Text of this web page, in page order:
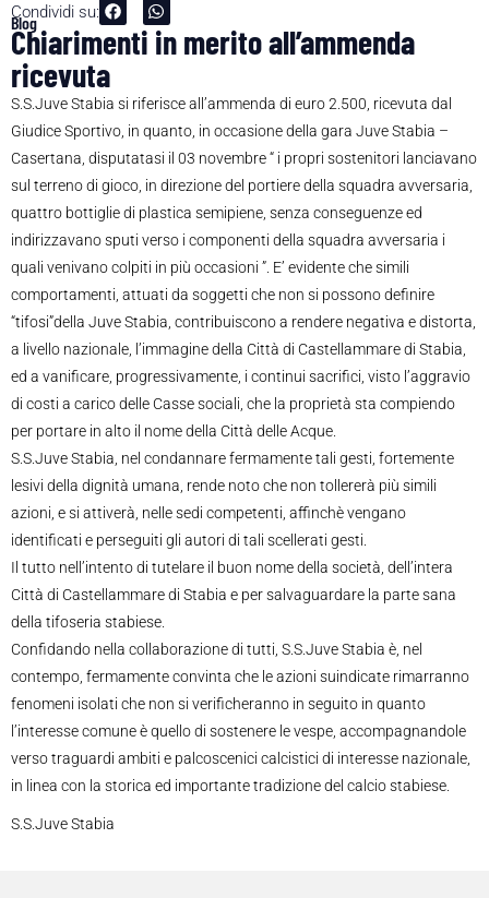
Condividi su:
Blog
Chiarimenti in merito all’ammenda
ricevuta
S.S.Juve Stabia si riferisce all’ammenda di euro 2.500, ricevuta dal
Giudice Sportivo, in quanto, in occasione della gara Juve Stabia –
Casertana, disputatasi il 03 novembre “ i propri sostenitori lanciavano
sul terreno di gioco, in direzione del portiere della squadra avversaria,
quattro bottiglie di plastica semipiene, senza conseguenze ed
indirizzavano sputi verso i componenti della squadra avversaria i
quali venivano colpiti in più occasioni ”. E’ evidente che simili
comportamenti, attuati da soggetti che non si possono definire
“tifosi”della Juve Stabia, contribuiscono a rendere negativa e distorta,
a livello nazionale, l’immagine della Città di Castellammare di Stabia,
ed a vanificare, progressivamente, i continui sacrifici, visto l’aggravio
di costi a carico delle Casse sociali, che la proprietà sta compiendo
per portare in alto il nome della Città delle Acque.
S.S.Juve Stabia, nel condannare fermamente tali gesti, fortemente
lesivi della dignità umana, rende noto che non tollererà più simili
azioni, e si attiverà, nelle sedi competenti, affinchè vengano
identificati e perseguiti gli autori di tali scellerati gesti.
Il tutto nell’intento di tutelare il buon nome della società, dell’intera
Città di Castellammare di Stabia e per salvaguardare la parte sana
della tifoseria stabiese.
Confidando nella collaborazione di tutti, S.S.Juve Stabia è, nel
contempo, fermamente convinta che le azioni suindicate rimarranno
fenomeni isolati che non si verificheranno in seguito in quanto
l’interesse comune è quello di sostenere le vespe, accompagnandole
verso traguardi ambiti e palcoscenici calcistici di interesse nazionale,
in linea con la storica ed importante tradizione del calcio stabiese.
S.S.Juve Stabia